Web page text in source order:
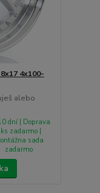
4x100-
alebo
dní | Doprava
zadarmo |
sada
zadarmo